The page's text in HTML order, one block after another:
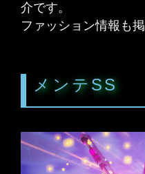
介です。
ファッション情報も
メンテSS